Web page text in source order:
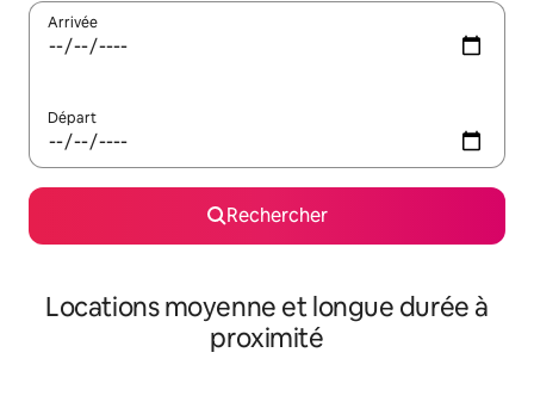
Arrivée
Départ
Rechercher
Locations moyenne et longue durée à
proximité